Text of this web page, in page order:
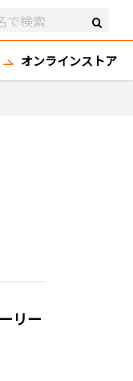
オンラインストア
リー